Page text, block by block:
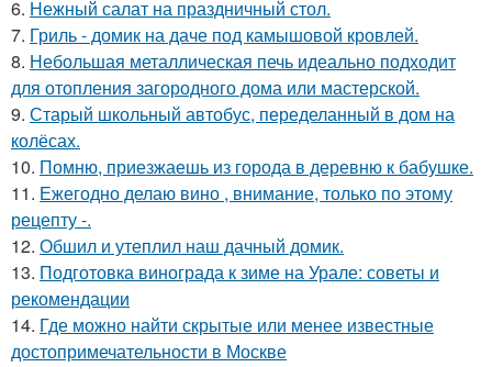
6. Нежный салат на праздничный стол.
7. Гриль - домик на даче под камышовой кровлей.
8. Небольшая металлическая печь идеально подходит
для отопления загородного дома или мастерской.
9. Старый школьный автобус, переделанный в дом на
колёсах.
10. Помню, приезжаешь из города в деревню к бабушке.
11. Ежегодно делаю вино , внимание, только по этому
рецепту -.
12. Обшил и утеплил наш дачный домик.
13. Подготовка винограда к зиме на Урале: советы и
рекомендации
14. Где можно найти скрытые или менее известные
достопримечательности в Москве